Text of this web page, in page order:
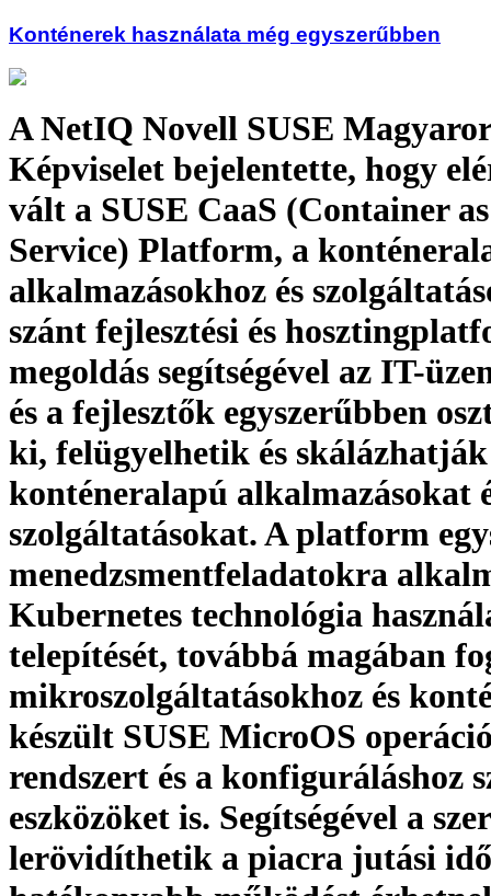
Konténerek használata még egyszerűbben
A NetIQ Novell SUSE
Képviselet bejelentette, hogy
vált a SUSE CaaS (Container
Service) Platform, a
alkalmazásokhoz és
szánt fejlesztési és
megoldás segítségével az IT-
és a fejlesztők egyszerűbben
ki, felügyelhetik és
konténeralapú alkalmazásokat
szolgáltatásokat. A platform
menedzsmentfeladatokra
Kubernetes technológia
telepítését, továbbá magában
mikroszolgáltatásokhoz és
készült SUSE MicroOS
rendszert és a konfiguráláshoz
eszközöket is. Segítségével a
lerövidíthetik a piacra jutási